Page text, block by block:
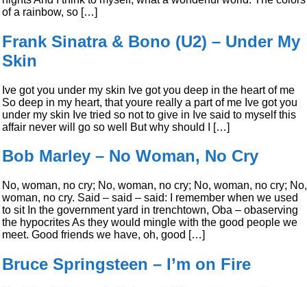
of a rainbow, so […]
Frank Sinatra & Bono (U2) – Under My
Skin
Ive got you under my skin Ive got you deep in the heart of me
So deep in my heart, that youre really a part of me Ive got you
under my skin Ive tried so not to give in Ive said to myself this
affair never will go so well But why should I […]
Bob Marley – No Woman, No Cry
No, woman, no cry; No, woman, no cry; No, woman, no cry; No,
woman, no cry. Said – said – said: I remember when we used
to sit In the government yard in trenchtown, Oba – obaserving
the hypocrites As they would mingle with the good people we
meet. Good friends we have, oh, good […]
Bruce Springsteen – I’m on Fire